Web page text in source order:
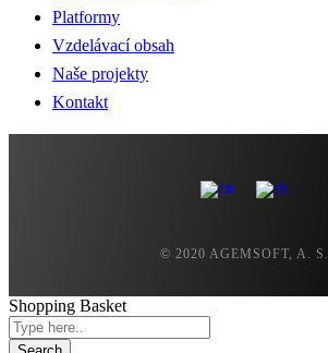
Platformy
Vzdelávací obsah
Naše projekty
Kontakt
© 2020 AGEMSOFT, A. S.
Shopping Basket